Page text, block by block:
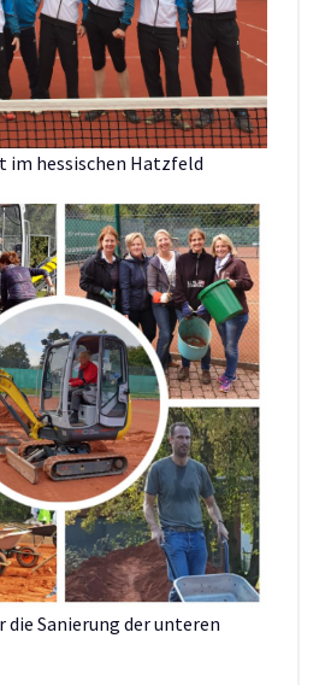
im hessischen Hatzfeld
Sanierung der unteren